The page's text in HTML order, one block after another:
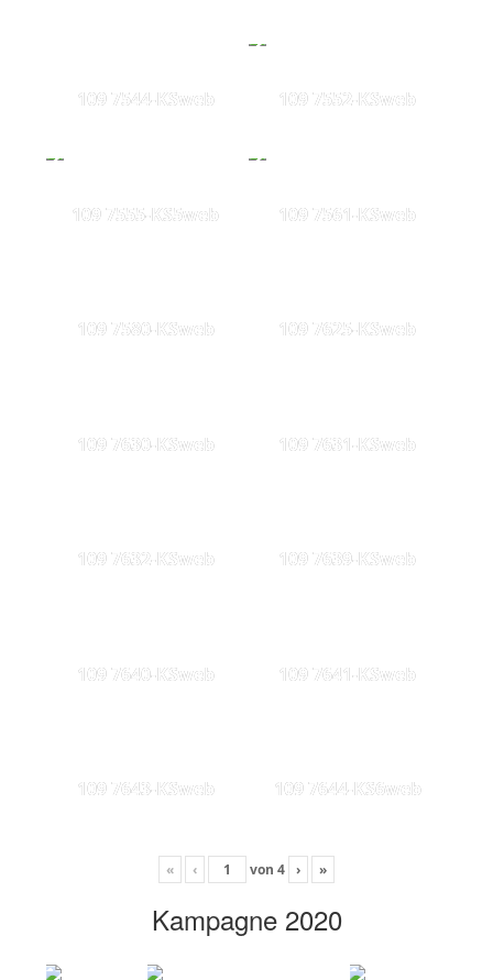
109 7544-KSweb 109 7552-KSweb
109 7555-KS5web 109 7561-KSweb
109 7580-KSweb 109 7625-KSweb
109 7630-KSweb 109 7631-KSweb
109 7632-KSweb 109 7639-KSweb
109 7640-KSweb 109 7641-KSweb
109 7643-KSweb 109 7644-KS6web
« ‹ von 4 › »
Kampagne 2020